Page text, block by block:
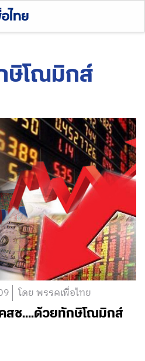
ษิโณมิกส์
โดย พรรคเพื่อไทย
สช….ด้วยทักษิโณมิกส์